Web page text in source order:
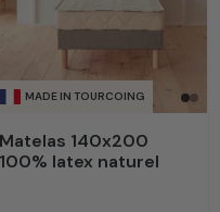
MADE IN TOURCOING
Matelas 140x200
100% latex naturel